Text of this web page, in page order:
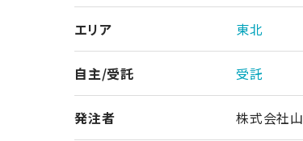
エリア 東北
自主/受託 受託
発注者 株式会社